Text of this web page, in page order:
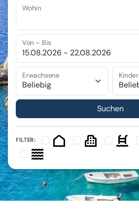
Wohin
Von – Bis
Erwachsene Kinder
FILTER: